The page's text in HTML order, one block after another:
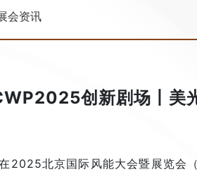
会资讯
创新剧场丨美
北京国际风能大会暨展览会